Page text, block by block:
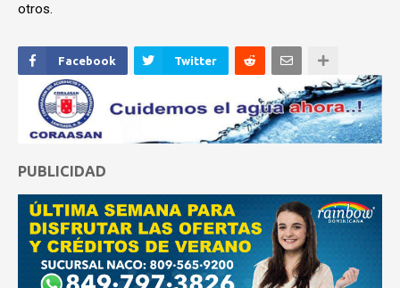
otros.
Facebook Twitter
PUBLICIDAD